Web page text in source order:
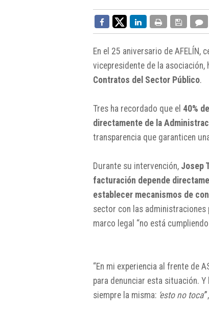
En el 25 aniversario de AFELÍN,
vicepresidente de la asociación,
Contratos del Sector Público.
Tres ha recordado que el 40%
directamente de la
transparencia que garanticen
Durante su intervención, Josep
facturación depende
establecer mecanismos de
sector con las
marco legal “no está
“En mi experiencia al frente de
para denunciar esta situación.
siempre la misma: ‘esto no toca’